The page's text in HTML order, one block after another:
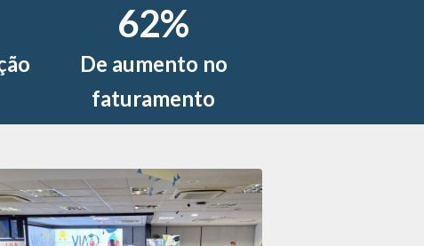
62%
De aumento no
faturamento